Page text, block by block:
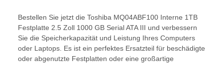
Bestellen Sie jetzt die Toshiba MQ04ABF100 Interne 1TB
Festplatte 2.5 Zoll 1000 GB Serial ATA III und verbessern
Sie die Speicherkapazität und Leistung Ihres Computers
oder Laptops. Es ist ein perfektes Ersatzteil für beschädigte
oder abgenutzte Festplatten oder eine großartige